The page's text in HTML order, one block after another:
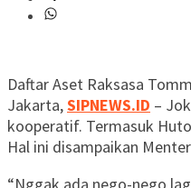
Daftar Aset Raksasa
Jakarta,SIPNEWS.ID –
kooperatif. Termasuk
Hal ini disampaikan